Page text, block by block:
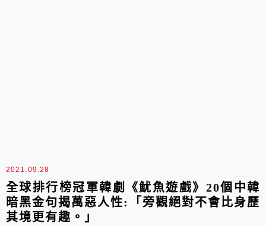
2021.09.28
全球排行榜冠軍韓劇《魷魚遊戲》20個中韓
暗黑金句揭萬惡人性:「旁觀絕對不會比身歷
其境更有趣。」